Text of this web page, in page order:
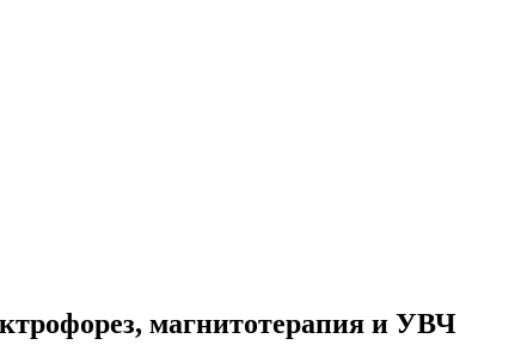
магнитотерапия и УВЧ